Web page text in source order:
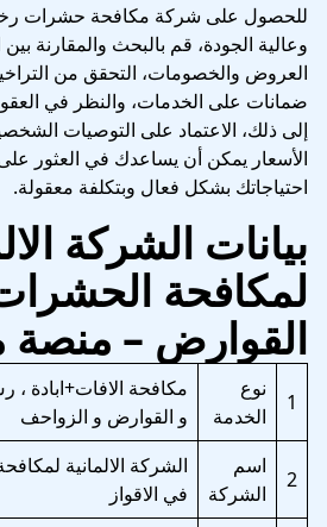
للحصول على شركة مكافحة حشرات
وعالية الجودة، قم بالبحث والمقارنة
العروض والخصومات، التحقق من
ضمانات على الخدمات، والنظر في
إلى ذلك، الاعتماد على التوصيات
الأسعار يمكن أن يساعدك في العثور
احتياجاتك بشكل فعال وبتكلفة معقولة.
بيانات الشركة
لمكافحة
القوارض – منصة
1
نوع
الخدمة
مكافحة الافات+ابادة
و القوارض و الزواحف
2
اسم
الشركة
الشركة الالمانية
في الاقواز